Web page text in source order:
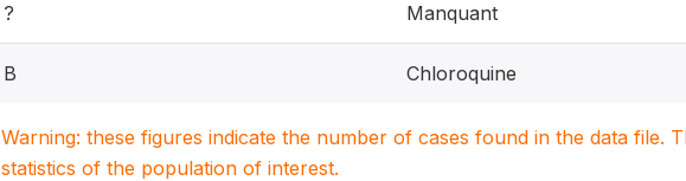
? Manquant
B Chloroquine
Warning: these figures indicate the number of cases found in the data file.
statistics of the population of interest.